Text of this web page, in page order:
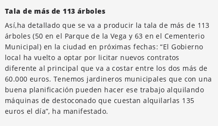
Tala de más de 113 árboles
Así,ha detallado que se va a producir la tala de más de 113
árboles (50 en el Parque de la Vega y 63 en el Cementerio
Municipal) en la ciudad en próximas fechas:“El Gobierno
local ha vuelto a optar por licitar nuevos contratos
diferente al principal que va a costar entre los dos más de
60.000 euros. Tenemos jardineros municipales que con una
buena planificación pueden hacer ese trabajo alquilando
máquinas de destoconado que cuestan alquilarlas 135
euros el día”, ha manifestado.